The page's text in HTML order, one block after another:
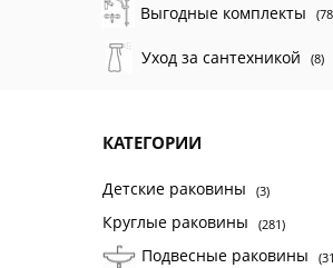
Выгодные комплекты
Уход за сантехникой (8)
КАТЕГОРИИ
Детские раковины (3)
Круглые раковины (281)
Подвесные раковины